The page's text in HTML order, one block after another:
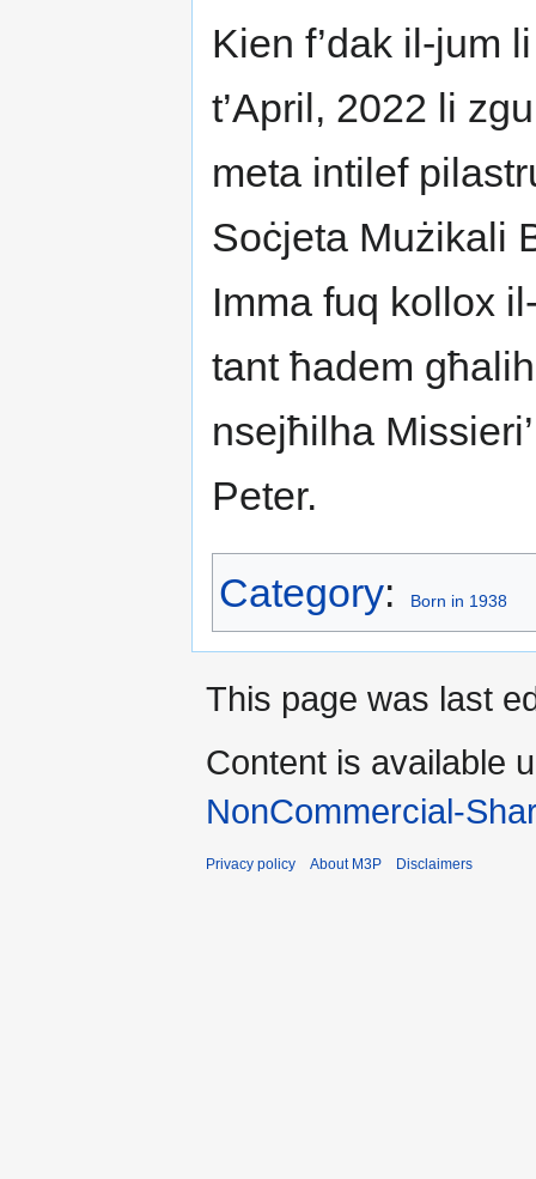
Kien f’dak il-jum
t’April, 2022 li
meta intilef
Soċjeta Mużikali
Imma fuq kollox
tant ħadem
nsejħilha
Peter.
Category: Born in 1938
This page was last
Content is available
NonCommercial-
Privacy policy About M3P Disclaimers